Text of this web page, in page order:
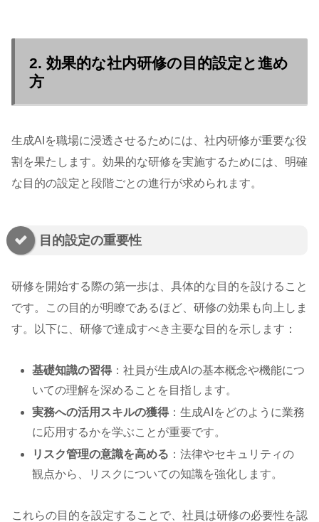
2. 効果的な社内研修の目的設定と進め
方
生成AIを職場に浸透させるためには、社内研修が重要な役
割を果たします。効果的な研修を実施するためには、明確
な目的の設定と段階ごとの進行が求められます。
目的設定の重要性
研修を開始する際の第一歩は、具体的な目的を設けること
です。この目的が明瞭であるほど、研修の効果も向上しま
す。以下に、研修で達成すべき主要な目的を示します：
基礎知識の習得 ：社員が生成AIの基本概念や機能につ
いての理解を深めることを目指します。
実務への活用スキルの獲得 ：生成AIをどのように業務
に応用するかを学ぶことが重要です。
リスク管理の意識を高める ：法律やセキュリティの
観点から、リスクについての知識を強化します。
これらの目的を設定することで、社員は研修の必要性を認